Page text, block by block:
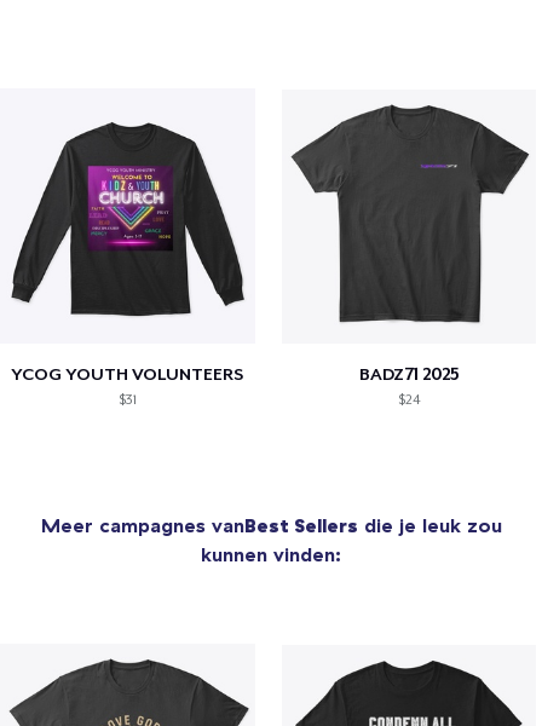
YCOG YOUTH VOLUNTEERS
$31
BADZ71 2025
$24
Meer campagnes vanBest Sellers die je leuk zou
kunnen vinden: